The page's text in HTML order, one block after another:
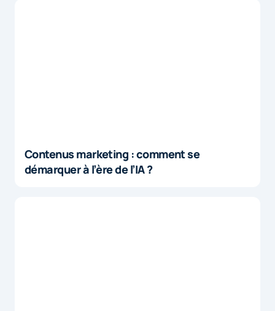
Contenus marketing : comment se
démarquer à l’ère de l’IA ?